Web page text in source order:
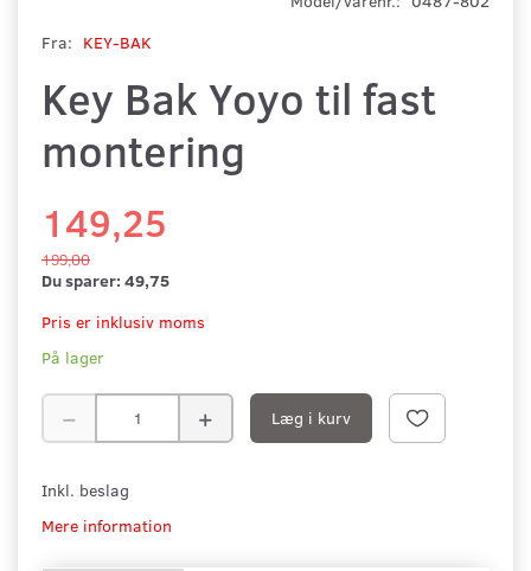
Fra: KEY-BAK
Key Bak Yoyo til fast
montering
149,25
199,00
Du sparer: 49,75
Pris er inklusiv moms
På lager
Læg i kurv
Inkl. beslag
Mere information